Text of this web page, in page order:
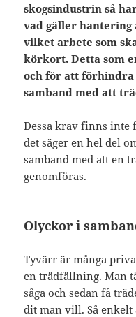
skogsindustrin så
vad gäller hantering
vilket arbete som
körkort. Detta som
och för att
samband med att
Dessa krav finns inte
det säger en hel del
samband med att en
genomföras.
Olyckor i
Tyvärr är många
en trädfällning. Man
såga och sedan få
dit man vill. Så